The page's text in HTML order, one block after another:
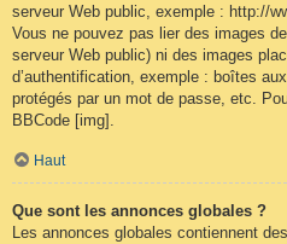
serveur Web public, exemple : http://
Vous ne pouvez pas lier des images
serveur Web public) ni des images
d’authentification, exemple : boîtes
protégés par un mot de passe, etc.
BBCode [img].
Haut
Que sont les annonces globales ?
Les annonces globales contiennent